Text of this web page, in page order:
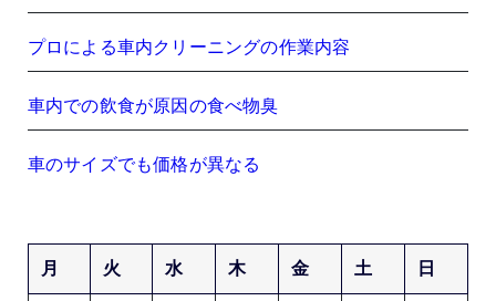
プロによる車内クリーニングの作業内容
車内での飲食が原因の食べ物臭
車のサイズでも価格が異なる
月 火 水 木 金 土 日